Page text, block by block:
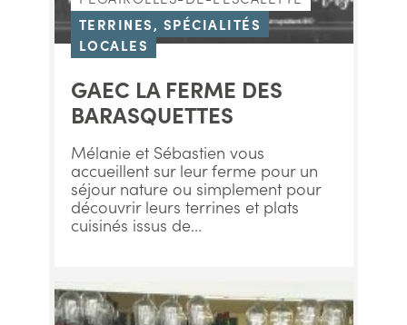
TERRINES, SPÉCIALITÉS
LOCALES
GAEC LA FERME DES
BARASQUETTES
Mélanie et Sébastien vous
accueillent sur leur ferme pour un
séjour nature ou simplement pour
découvrir leurs terrines et plats
cuisinés issus de...